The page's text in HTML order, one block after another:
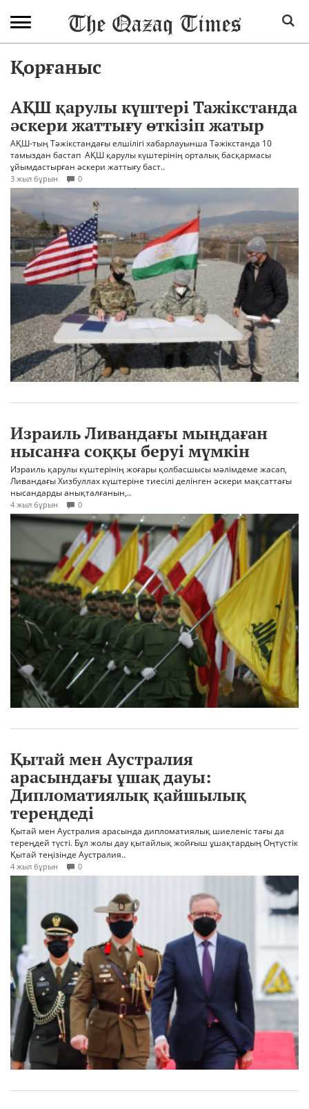
Қорғаныс
АҚШ қарулы күштері Тажікстанда
әскери жаттығу өткізіп жатыр
АҚШ-тың Тәжікстандағы елшілігі хабарлауынша Тәжікстанда 10
тамыздан бастап АҚШ қарулы күштерінің орталық басқармасы
ұйымдастырған әскери жаттығу баст..
3 жыл бұрын 0
Израиль Ливандағы мыңдаған
нысанға соққы беруі мүмкін
Израиль қарулы күштерінің жоғары қолбасшысы мәлімдеме жасап,
Ливандағы Хизбуллах күштеріне тиесілі делінген әскери мақсаттағы
нысандарды анықталғанын,..
4 жыл бұрын 0
Қытай мен Аустралия
арасындағы ұшақ дауы:
Дипломатиялық қайшылық
тереңдеді
Қытай мен Аустралия арасында дипломатиялық шиеленіс тағы да
тереңдей түсті. Бұл жолы дау қытайлық жойғыш ұшақтардың Оңтүстік
Қытай теңізінде Аустралия..
4 жыл бұрын 0